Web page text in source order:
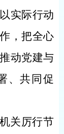
实际行动
，把全心
动党建与
、共同促
关厉行节